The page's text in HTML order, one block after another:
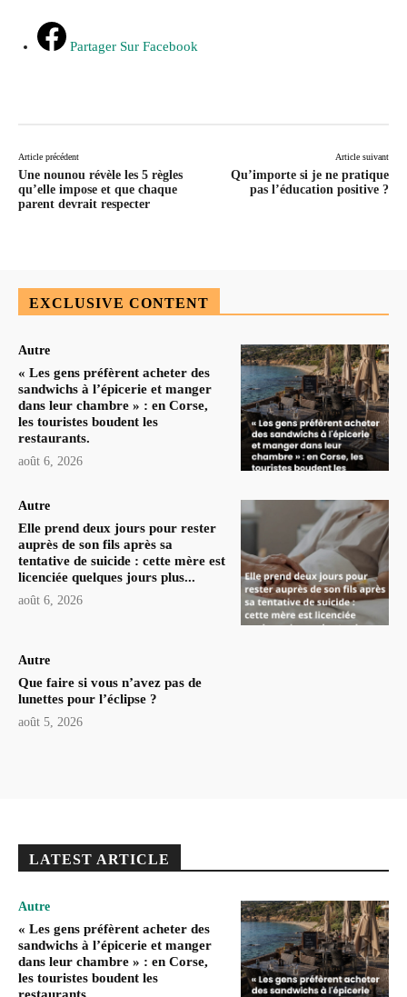
Partager Sur Facebook
Article précédent
Une nounou révèle les 5 règles
qu’elle impose et que chaque
parent devrait respecter
Article suivant
Qu’importe si je ne pratique
pas l’éducation positive ?
EXCLUSIVE CONTENT
Autre
« Les gens préfèrent acheter des
sandwichs à l’épicerie et manger
dans leur chambre » : en Corse,
les touristes boudent les
restaurants.
août 6, 2026
Autre
Elle prend deux jours pour rester
auprès de son fils après sa
tentative de suicide : cette mère est
licenciée quelques jours plus...
août 6, 2026
Autre
Que faire si vous n’avez pas de
lunettes pour l’éclipse ?
août 5, 2026
LATEST ARTICLE
Autre
« Les gens préfèrent acheter des
sandwichs à l’épicerie et manger
dans leur chambre » : en Corse,
les touristes boudent les